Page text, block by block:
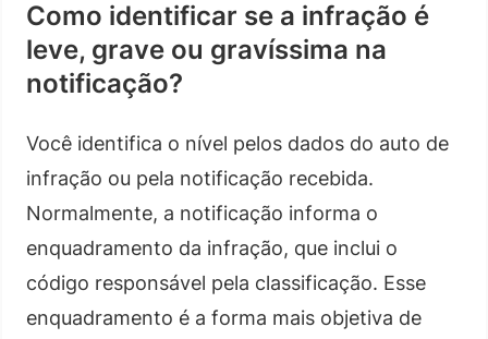
Como identificar se a infração é
leve, grave ou gravíssima na
notificação?
Você identifica o nível pelos dados do auto de
infração ou pela notificação recebida.
Normalmente, a notificação informa o
enquadramento da infração, que inclui o
código responsável pela classificação. Esse
enquadramento é a forma mais objetiva de